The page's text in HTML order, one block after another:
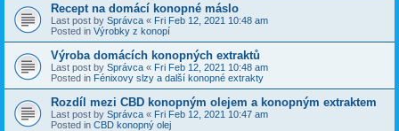
Recept na domácí konopné máslo
Last post by Správca « Fri Feb 12, 2021 10:48 am
Posted in Výrobky z konopí
Výroba domácích konopných extraktů
Last post by Správca « Fri Feb 12, 2021 10:48 am
Posted in Fénixovy slzy a další konopné extrakty
Rozdíl mezi CBD konopným olejem a konopným extraktem
Last post by Správca « Fri Feb 12, 2021 10:47 am
Posted in CBD konopný olej